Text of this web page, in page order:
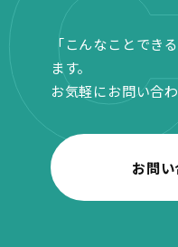
「こんなことでき
ます。
お気軽にお問い合
お問